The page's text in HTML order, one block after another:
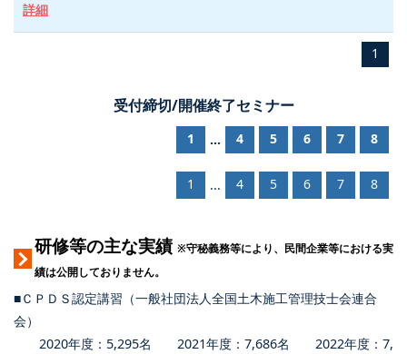
詳細
1
受付締切/開催終了セミナー
1 ... 4 5 6 7 8
1 ... 4 5 6 7 8
研修等の主な実績 ※守秘義務等により、民間企業等における実
績は公開しておりません。
■ＣＰＤＳ認定講習（一般社団法人全国土木施工管理技士会連合
会）
2020年度：5,295名 2021年度：7,686名 2022年度：7,